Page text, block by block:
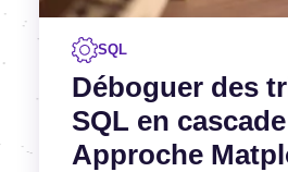
Débo­guer des
SQL en
Approche
SQL